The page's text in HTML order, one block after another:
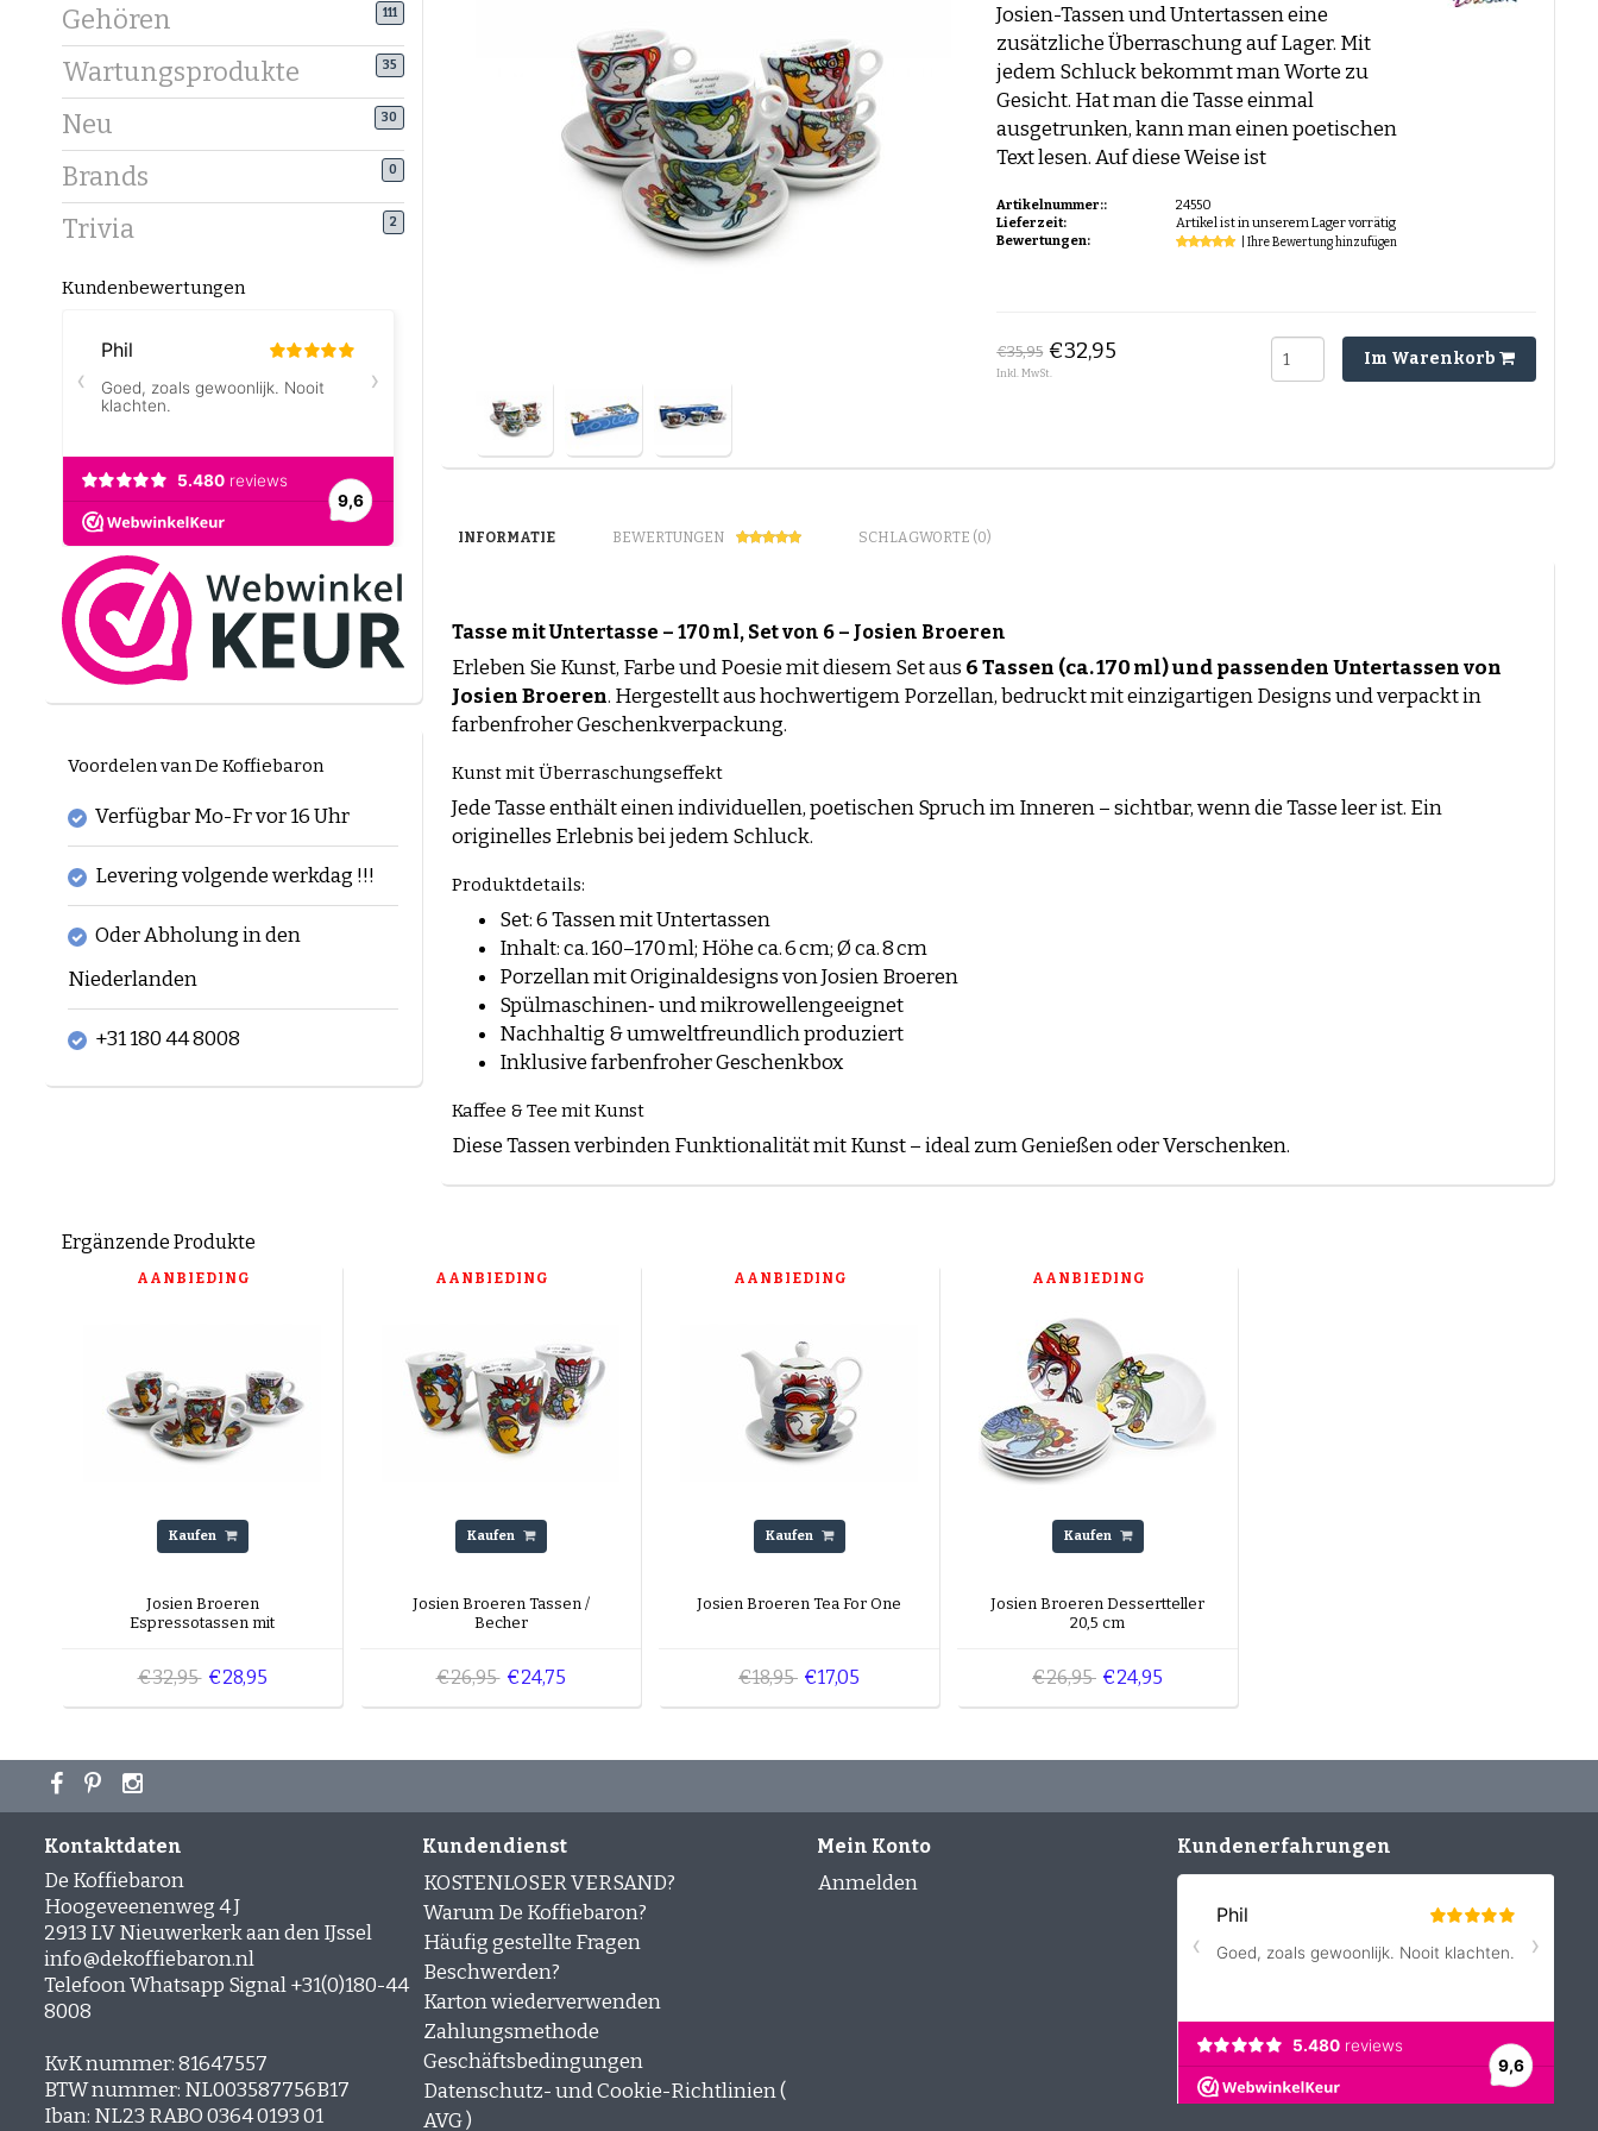
Gehören 111
Wartungsprodukte 35
Neu 30
Brands 0
Trivia 2
Kundenbewertungen
Voordelen van De Koffiebaron
Verfügbar Mo-Fr vor 16 Uhr
Levering volgende werkdag !!!
Oder Abholung in den
Niederlanden
+31 180 44 8008
Josien-Tassen und Untertassen eine
zusätzliche Überraschung auf Lager. Mit
jedem Schluck bekommt man Worte zu
Gesicht. Hat man die Tasse einmal
ausgetrunken, kann man einen poetischen
Text lesen. Auf diese Weise ist
Artikelnummer::
24550
Lieferzeit:
Artikel ist in unserem Lager vorrätig
Bewertungen:
| Ihre Bewertung hinzufügen
€35,95 €32,95
Inkl. MwSt.
Im Warenkorb
INFORMATIE BEWERTUNGEN SCHLAGWORTE (0)
Tasse mit Untertasse – 170 ml, Set von 6 – Josien Broeren
Erleben Sie Kunst, Farbe und Poesie mit diesem Set aus 6 Tassen (ca. 170 ml) und passenden Untertassen von
Josien Broeren. Hergestellt aus hochwertigem Porzellan, bedruckt mit einzigartigen Designs und verpackt in
farbenfroher Geschenkverpackung.
Kunst mit Überraschungseffekt
Jede Tasse enthält einen individuellen, poetischen Spruch im Inneren – sichtbar, wenn die Tasse leer ist. Ein
originelles Erlebnis bei jedem Schluck.
Produktdetails:
Set: 6 Tassen mit Untertassen
Inhalt: ca. 160–170 ml; Höhe ca. 6 cm; Ø ca. 8 cm
Porzellan mit Originaldesigns von Josien Broeren
Spülmaschinen‑ und mikrowellengeeignet
Nachhaltig & umweltfreundlich produziert
Inklusive farbenfroher Geschenkbox
Kaffee & Tee mit Kunst
Diese Tassen verbinden Funktionalität mit Kunst – ideal zum Genießen oder Verschenken.
Ergänzende Produkte
AANBIEDING
Kaufen
Josien Broeren
Espressotassen mit
€32,95 €28,95
AANBIEDING
Kaufen
Josien Broeren Tassen /
Becher
€26,95 €24,75
AANBIEDING
Kaufen
Josien Broeren Tea For One
€18,95 €17,05
AANBIEDING
Kaufen
Josien Broeren Dessertteller
20,5 cm
€26,95 €24,95
Kontaktdaten
De Koffiebaron
Hoogeveenenweg 4 J
2913 LV Nieuwerkerk aan den IJssel
info@dekoffiebaron.nl
Telefoon Whatsapp Signal +31(0)180-44
8008
KvK nummer: 81647557
BTW nummer: NL003587756B17
Iban: NL23 RABO 0364 0193 01
Kundendienst
KOSTENLOSER VERSAND?
Warum De Koffiebaron?
Häufig gestellte Fragen
Beschwerden?
Karton wiederverwenden
Zahlungsmethode
Geschäftsbedingungen
Datenschutz- und Cookie-Richtlinien (
AVG )
Mein Konto
Anmelden
Kundenerfahrungen